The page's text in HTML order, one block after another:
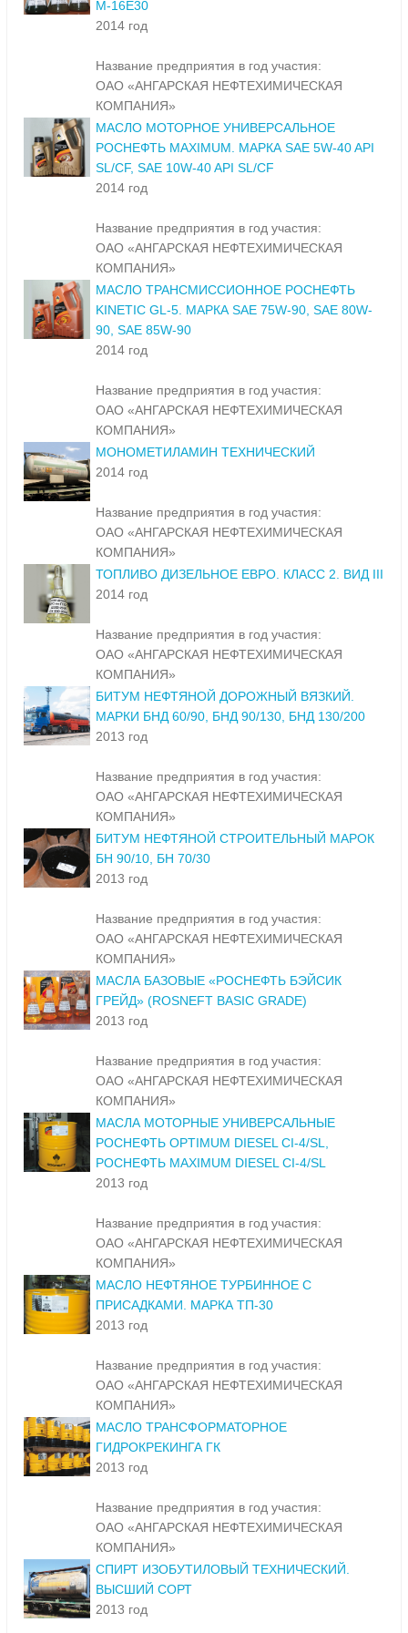
М-16Е30
2014 год
Название предприятия в год участия:
ОАО «АНГАРСКАЯ НЕФТЕХИМИЧЕСКАЯ
КОМПАНИЯ»
МАСЛО МОТОРНОЕ УНИВЕРСАЛЬНОЕ
РОСНЕФТЬ MAXIMUM. МАРКА SAE 5W-40 API
SL/CF, SAE 10W-40 API SL/CF
2014 год
Название предприятия в год участия:
ОАО «АНГАРСКАЯ НЕФТЕХИМИЧЕСКАЯ
КОМПАНИЯ»
МАСЛО ТРАНСМИССИОННОЕ РОСНЕФТЬ
KINETIC GL-5. МАРКА SAE 75W-90, SAE 80W-
90, SAE 85W-90
2014 год
Название предприятия в год участия:
ОАО «АНГАРСКАЯ НЕФТЕХИМИЧЕСКАЯ
КОМПАНИЯ»
МОНОМЕТИЛАМИН ТЕХНИЧЕСКИЙ
2014 год
Название предприятия в год участия:
ОАО «АНГАРСКАЯ НЕФТЕХИМИЧЕСКАЯ
КОМПАНИЯ»
ТОПЛИВО ДИЗЕЛЬНОЕ ЕВРО. КЛАСС 2. ВИД III
2014 год
Название предприятия в год участия:
ОАО «АНГАРСКАЯ НЕФТЕХИМИЧЕСКАЯ
КОМПАНИЯ»
БИТУМ НЕФТЯНОЙ ДОРОЖНЫЙ ВЯЗКИЙ.
МАРКИ БНД 60/90, БНД 90/130, БНД 130/200
2013 год
Название предприятия в год участия:
ОАО «АНГАРСКАЯ НЕФТЕХИМИЧЕСКАЯ
КОМПАНИЯ»
БИТУМ НЕФТЯНОЙ СТРОИТЕЛЬНЫЙ МАРОК
БН 90/10, БН 70/30
2013 год
Название предприятия в год участия:
ОАО «АНГАРСКАЯ НЕФТЕХИМИЧЕСКАЯ
КОМПАНИЯ»
МАСЛА БАЗОВЫЕ «РОСНЕФТЬ БЭЙСИК
ГРЕЙД» (ROSNEFT BASIC GRADE)
2013 год
Название предприятия в год участия:
ОАО «АНГАРСКАЯ НЕФТЕХИМИЧЕСКАЯ
КОМПАНИЯ»
МАСЛА МОТОРНЫЕ УНИВЕРСАЛЬНЫЕ
РОСНЕФТЬ OPTIMUM DIESEL CI-4/SL,
РОСНЕФТЬ MAXIMUM DIESEL CI-4/SL
2013 год
Название предприятия в год участия:
ОАО «АНГАРСКАЯ НЕФТЕХИМИЧЕСКАЯ
КОМПАНИЯ»
МАСЛО НЕФТЯНОЕ ТУРБИННОЕ С
ПРИСАДКАМИ. МАРКА ТП-30
2013 год
Название предприятия в год участия:
ОАО «АНГАРСКАЯ НЕФТЕХИМИЧЕСКАЯ
КОМПАНИЯ»
МАСЛО ТРАНСФОРМАТОРНОЕ
ГИДРОКРЕКИНГА ГК
2013 год
Название предприятия в год участия:
ОАО «АНГАРСКАЯ НЕФТЕХИМИЧЕСКАЯ
КОМПАНИЯ»
СПИРТ ИЗОБУТИЛОВЫЙ ТЕХНИЧЕСКИЙ.
ВЫСШИЙ СОРТ
2013 год